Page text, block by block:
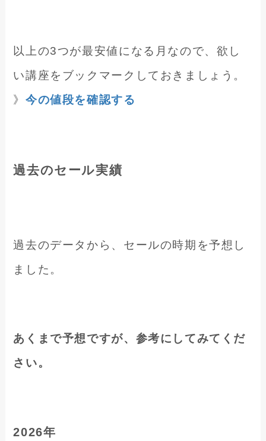
以上の3つが最安値になる月なので、欲し
い講座をブックマークしておきましょう。
》今の値段を確認する
過去のセール実績
過去のデータから、セールの時期を予想し
ました。
あくまで予想ですが、参考にしてみてくだ
さい。
2026年